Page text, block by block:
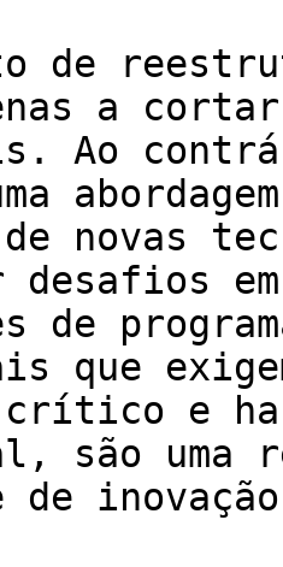
a
Ao
novas
desafios
de
que
crítico e
são uma
de